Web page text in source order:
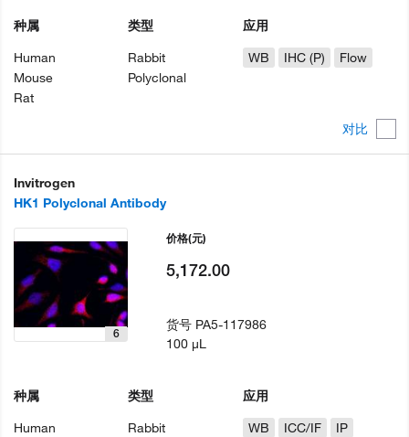
对比
种属
Human
Mouse
Rat
类型
Rabbit
Polyclonal
应用
WB
IHC (P) Flow
Invitrogen
HK1 Polyclonal Antibody
6
种属
Human
类型
Rabbit
应用
WB
ICC/IF IP
价格(元)
5,172.00
货号 PA5-117986
100 µL